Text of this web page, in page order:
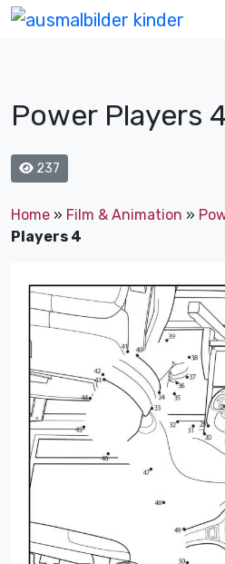
Power Players
237
Home » Film & Animation »
Players 4